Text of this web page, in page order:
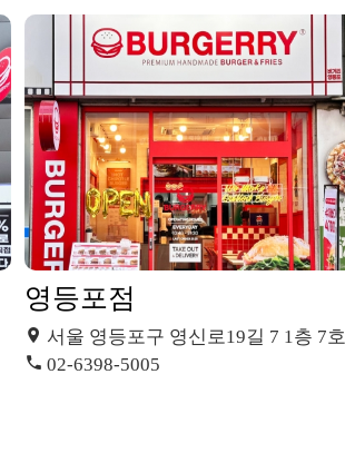
영등포점
서울 영등포구 영신로19길 7 1층 7호
02-6398-5005